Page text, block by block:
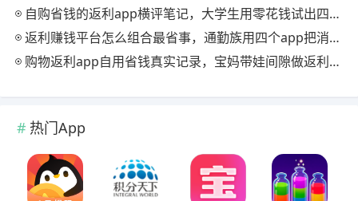
自购省钱的返利app横评笔记，大学生用零花钱试出四款能提现的
返利赚钱平台怎么组合最省事，通勤族用四个app把消费变现金流
购物返利app自用省钱真实记录，宝妈带娃间隙做返利赚钱的日常
热门App